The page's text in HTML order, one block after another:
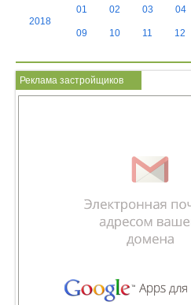
2018
01 02 03 04
09 10 11 12
Реклама застройщиков